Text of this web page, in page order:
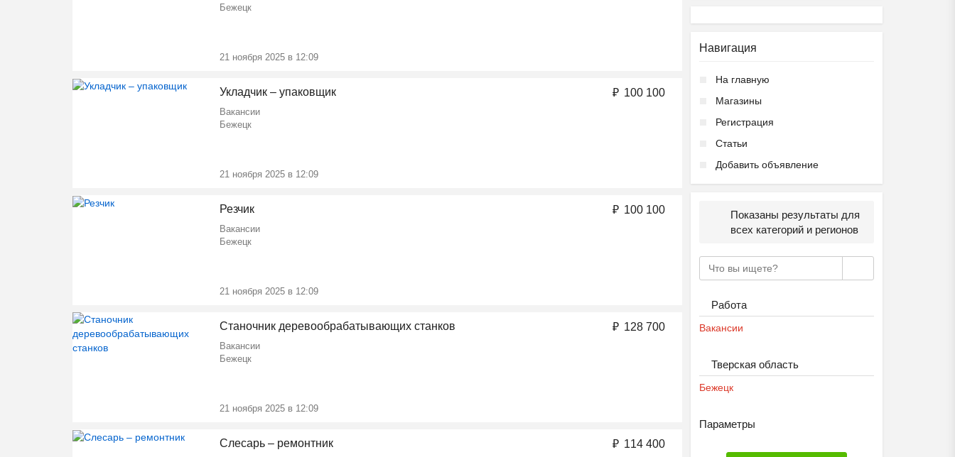
Бежецк
21 ноября 2025 в 12:09
Укладчик – упаковщик
Вакансии
Бежецк
21 ноября 2025 в 12:09
₽ 100 100
Резчик
Вакансии
Бежецк
21 ноября 2025 в 12:09
₽ 100 100
Станочник деревообрабатывающих станков
Вакансии
Бежецк
21 ноября 2025 в 12:09
₽ 128 700
Слесарь – ремонтник ₽ 114 400
Навигация
На главную
Магазины
Регистрация
Статьи
Добавить объявление
Показаны результаты для
всех категорий и регионов
Работа
Вакансии
Тверская область
Бежецк
Параметры